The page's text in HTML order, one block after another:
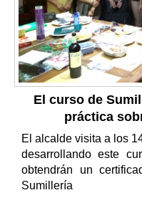
El curso de
práctica
El alcalde visita a los
desarrollando este
obtendrán un
Sumillería